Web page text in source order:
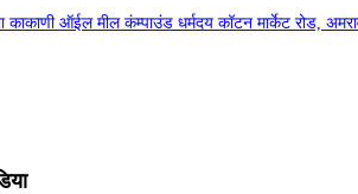
ऑईल मील कंम्‍पाउंड धर्मदय कॉटन मार्केट रोड,